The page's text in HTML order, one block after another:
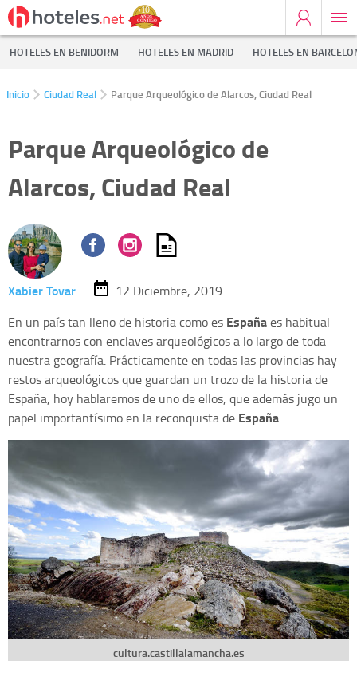
HOTELES EN BENIDORM HOTELES EN MADRID HOTELES EN
Inicio Ciudad Real Parque Arqueológico de Alarcos, Ciudad Real
Parque Arqueológico de
Alarcos, Ciudad Real
Xabier Tovar
12 Diciembre, 2019
En un país tan lleno de historia como es Españaes habitual
encontrarnos con enclaves arqueológicos a lo largo de toda
nuestra geografía. Prácticamente en todas las provincias hay
restos arqueológicos que guardan un trozo de la historia de
España, hoy hablaremos de uno de ellos, que además jugo un
papel importantísimo en la reconquista de España.
cultura.castillalamancha.es